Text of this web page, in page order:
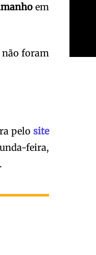
em
não foram
pelosite
feira,